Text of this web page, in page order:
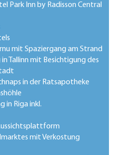
Park Inn by Radisson Central
mit Spaziergang am Strand
Tallinn mit Besichtigung des
in der Ratsapotheke
in Riga inkl.
mit Verkostung